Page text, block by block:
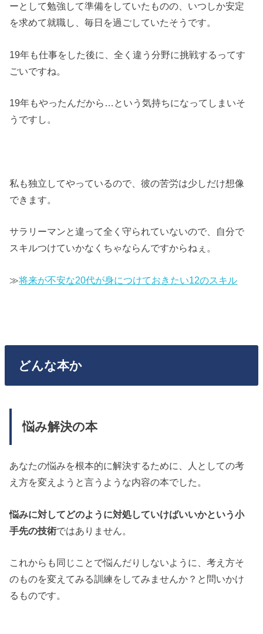
ーとして勉強して準備をしていたものの、いつしか安定
を求めて就職し、毎日を過ごしていたそうです。
19年も仕事をした後に、全く違う分野に挑戦するってす
ごいですね。
19年もやったんだから…という気持ちになってしまいそ
うですし。
私も独立してやっているので、彼の苦労は少しだけ想像
できます。
サラリーマンと違って全く守られていないので、自分で
スキルつけていかなくちゃならんですからねぇ。
≫将来が不安な20代が身につけておきたい12のスキル
どんな本か
悩み解決の本
あなたの悩みを根本的に解決するために、人としての考
え方を変えようと言うような内容の本でした。
悩みに対してどのように対処していけばいいかという小
手先の技術ではありません。
これからも同じことで悩んだりしないように、考え方そ
のものを変えてみる訓練をしてみませんか？と問いかけ
るものです。